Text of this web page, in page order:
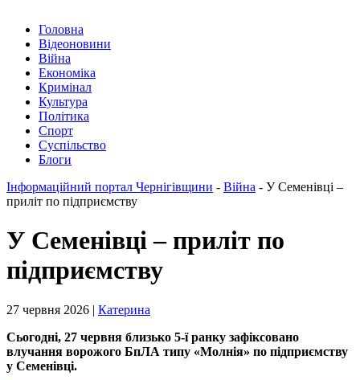
Головна
Відеоновини
Війна
Економіка
Кримінал
Культура
Політика
Спорт
Суспільство
Блоги
Інформаційний портал Чернігівщини - Війна - У Семенівці –
приліт по підприємству
У Семенівці – приліт по
підприємству
27 червня 2026 | Катерина
Сьогодні, 27 червня близько 5-ї ранку зафіксовано
влучання ворожого БпЛА типу «Молнія» по підприємству
у Семенівці.